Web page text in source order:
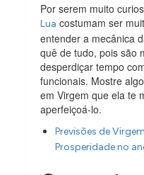
Por serem muito
Lua costumam ser
entender a mecânica
quê de tudo, pois são
desperdiçar tempo
funcionais. Mostre
em Virgem que ela te
aperfeiçoá-lo.
Previsões de
Prosperidade no